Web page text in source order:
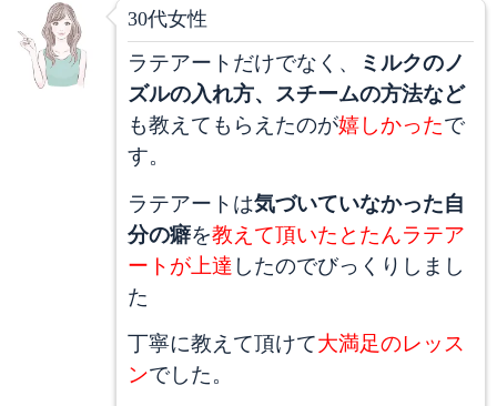
30代女性
ラテアートだけでなく、
ミルクのノ
ズルの入れ方、スチームの方法など
も教えてもらえたのが嬉しかったで
す。
ラテアートは気づいていなかった自
分の癖を教えて頂いたとたんラテア
ートが上達 したのでびっくりしまし
た
丁寧に教えて頂けて大満足のレッス
ンでした。